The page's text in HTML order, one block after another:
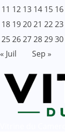
11 12 13 14 15 16
18 192021 2223
252627282930
« Juil
Sep »